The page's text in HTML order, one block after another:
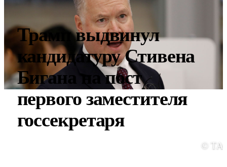
Трамп выдвинул
кандидатуру Стивена
Бигана на пост
первого заместителя
госсекретаря
©